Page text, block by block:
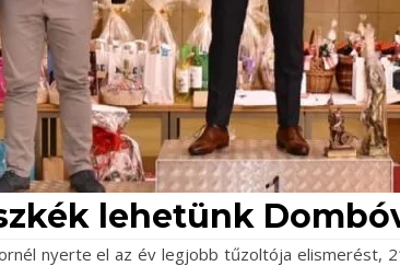
lehetünk
nyerte el az év legjobb tűzoltója elismerést,